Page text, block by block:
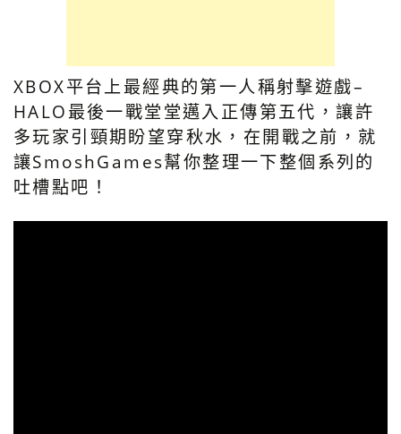
XBOX平台上最經典的第一人稱射擊遊戲–
HALO最後一戰堂堂邁入正傳第五代，讓許
多玩家引頸期盼望穿秋水，在開戰之前，就
讓SmoshGames幫你整理一下整個系列的
吐槽點吧！